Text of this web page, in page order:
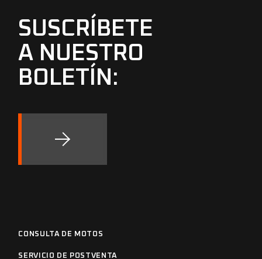
SUSCRÍBETE
A NUESTRO
BOLETÍN:
CONSULTA DE MOTOS
SERVICIO DE POSTVENTA